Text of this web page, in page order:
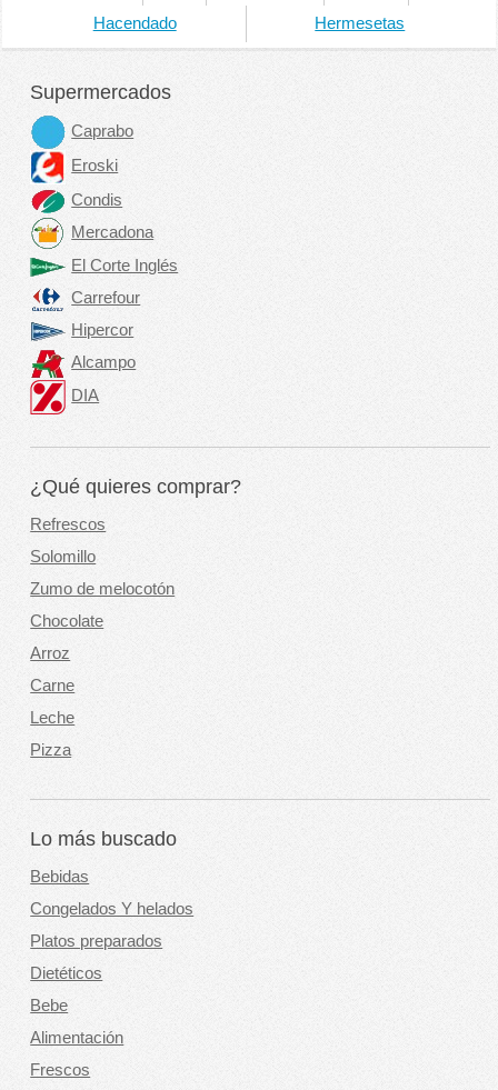
Hacendado Hermesetas
Supermercados
Caprabo
Eroski
Condis
Mercadona
El Corte Inglés
Carrefour
Hipercor
Alcampo
DIA
¿Qué quieres comprar?
Refrescos
Solomillo
Zumo de melocotón
Chocolate
Arroz
Carne
Leche
Pizza
Lo más buscado
Bebidas
Congelados Y helados
Platos preparados
Dietéticos
Bebe
Alimentación
Frescos